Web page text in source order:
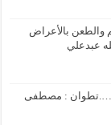
والطعن بالأعراض
عبدعلي
….تطوان : مصطفى